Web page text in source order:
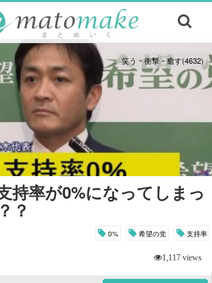
笑う・衝撃・癒す(4632)
持率が0%になってしまっ
？
0% 希望の党 支持率
1,117 views